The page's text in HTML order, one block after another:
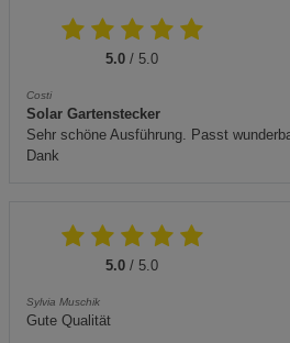
5.0 / 5.0
Costi
Solar Gartenstecker
Sehr schöne Ausführung. Passt
Dank
5.0 / 5.0
Sylvia Muschik
Gute Qualität